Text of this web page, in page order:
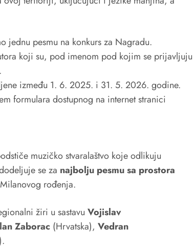
jednu pesmu na konkurs za Nagradu.
koji su, pod imenom pod kojim se prijavljuju
između 1. 6. 2025. i 31. 5. 2026. godine.
formulara dostupnog na internet stranici
muzičko stvaralaštvo koje odlikuju
se za najbolju pesmu sa prostora
rođenja.
žiri u sastavu Vojislav
Zaborac (Hrvatska), Vedran